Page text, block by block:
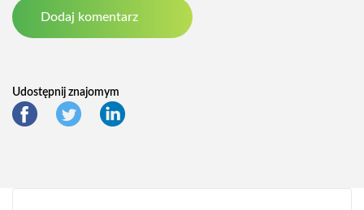
Udostępnij znajomym